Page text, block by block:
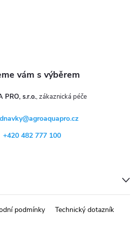
PRO, s.r.o.
@agroaquapro.cz
+420 482 777 100
podmínky Technický dotazník